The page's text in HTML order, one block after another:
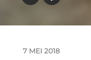
7 MEI 2018